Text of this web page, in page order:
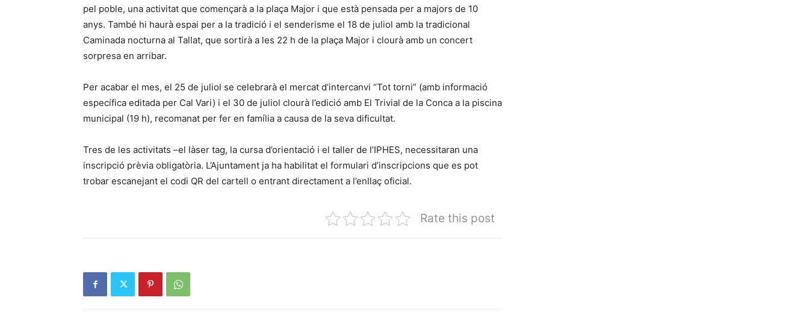
pel poble, una activitat que començarà a la plaça Major i que està pensada per a majors de 10
anys. També hi haurà espai per a la tradició i el senderisme el 18 de juliol amb la tradicional
Caminada nocturna al Tallat, que sortirà a les 22 h de la plaça Major i clourà amb un concert
sorpresa en arribar.
Per acabar el mes, el 25 de juliol se celebrarà el mercat d’intercanvi “Tot torni” (amb informació
específica editada per Cal Vari) i el 30 de juliol clourà l’edició amb El Trivial de la Conca a la piscina
municipal (19 h), recomanat per fer en família a causa de la seva dificultat.
Tres de les activitats –el làser tag, la cursa d’orientació i el taller de l’IPHES, necessitaran una
inscripció prèvia obligatòria. L’Ajuntament ja ha habilitat el formulari d’inscripcions que es pot
trobar escanejant el codi QR del cartell o entrant directament a l’enllaç oficial.
Rate this post